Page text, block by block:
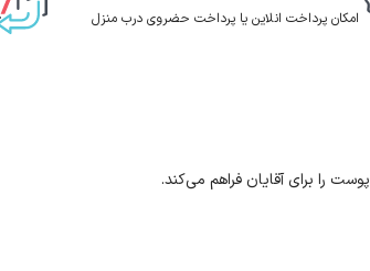
امکان پرداخت انلاین یا پرداخت حضروی درب منزل